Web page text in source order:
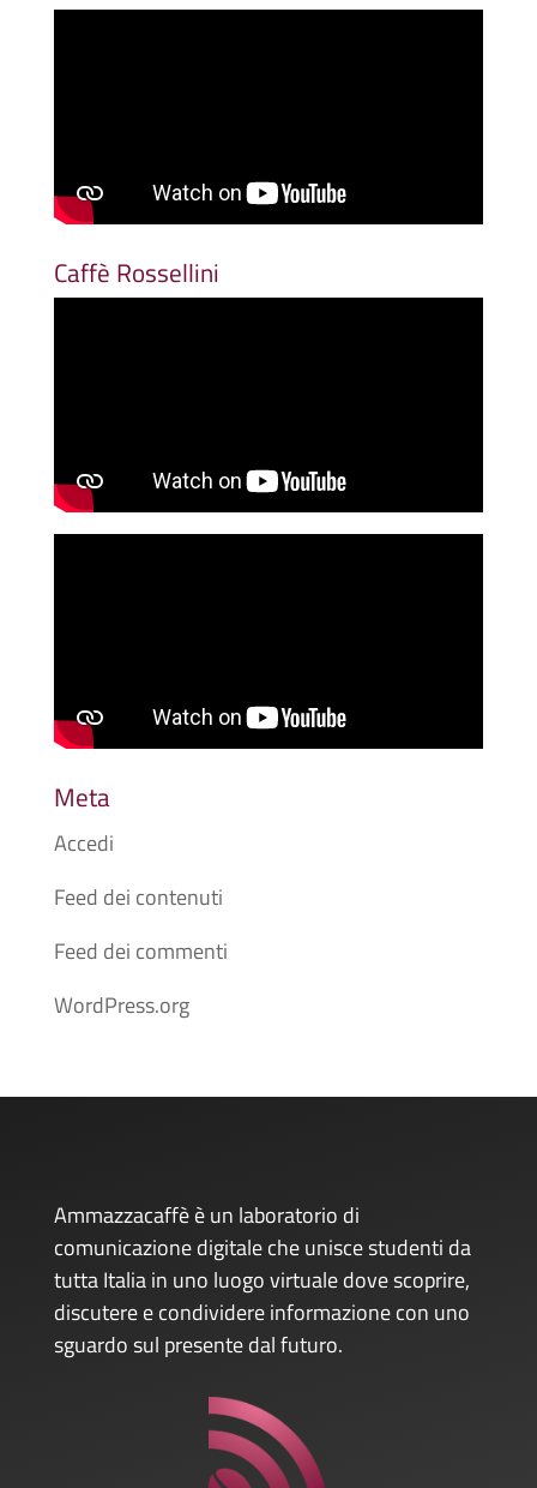
Caffè Rossellini
Meta
Accedi
Feed dei contenuti
Feed dei commenti
WordPress.org
Ammazzacaffè è un laboratorio di
comunicazione digitale che unisce studenti da
tutta Italia in uno luogo virtuale dove scoprire,
discutere e condividere informazione con uno
sguardo sul presente dal futuro.